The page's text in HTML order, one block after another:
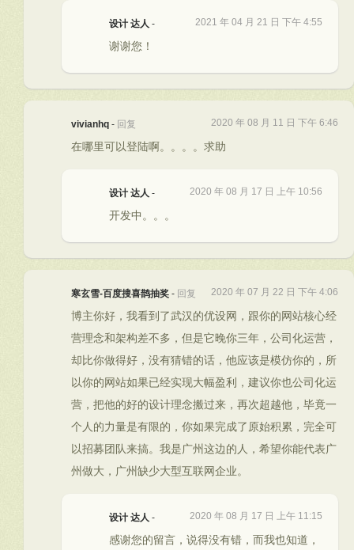
设计 达人 - 2021 年 04 月 21 日 下午 4:55
谢谢您！
vivianhq - 回复 2020 年 08 月 11 日 下午 6:46
在哪里可以登陆啊。。。。求助
设计 达人 - 2020 年 08 月 17 日 上午 10:56
开发中。。。
寒玄雪-百度搜喜鹊抽奖 - 回复 2020 年 07 月 22 日 下午 4:06
博主你好，我看到了武汉的优设网，跟你的网站核心经
营理念和架构差不多，但是它晚你三年，公司化运营，
却比你做得好，没有猜错的话，他应该是模仿你的，所
以你的网站如果已经实现大幅盈利，建议你也公司化运
营，把他的好的设计理念搬过来，再次超越他，毕竟一
个人的力量是有限的，你如果完成了原始积累，完全可
以招募团队来搞。我是广州这边的人，希望你能代表广
州做大，广州缺少大型互联网企业。
设计 达人 - 2020 年 08 月 17 日 上午 11:15
感谢您的留言，说得没有错，而我也知道，